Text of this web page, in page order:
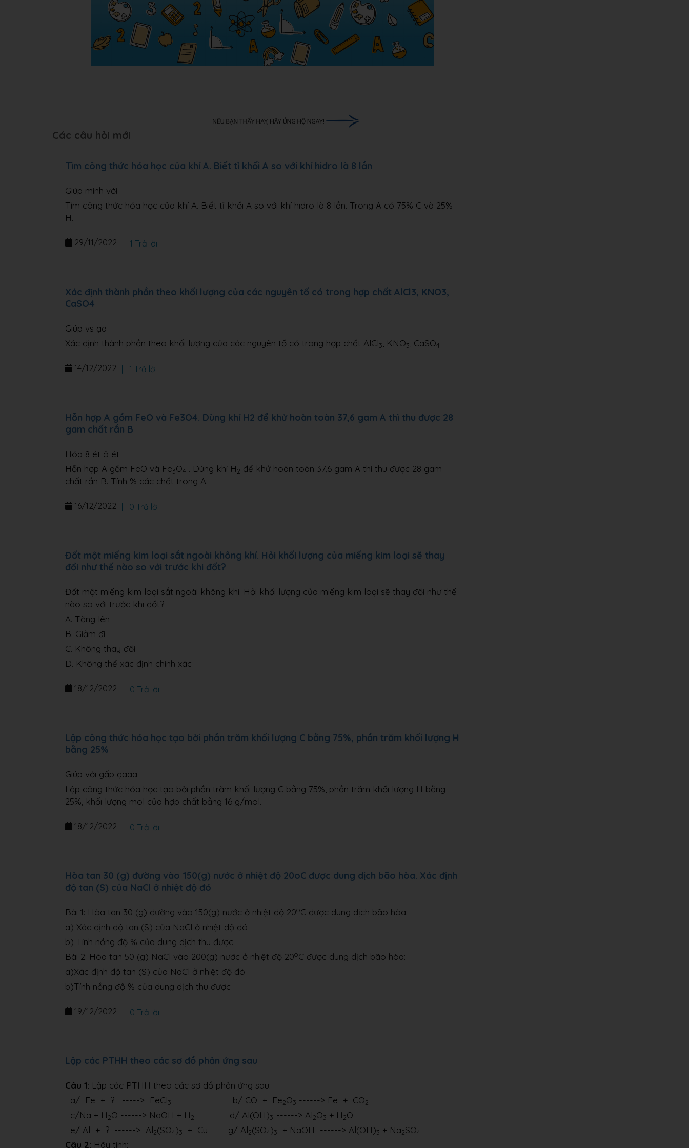
Các câu hỏi mới
Tìm công thức hóa học của khí A. Biết tỉ khối A so với khí hidro là 8 lần
Giúp mình với
Tìm công thức hóa học của khí A. Biết tỉ khối A so với khí hidro là 8 lần. Trong A có 75% C và 25%
H.
29/11/2022 1 Trả lời
Xác định thành phần theo khối lượng của các nguyên tố có trong hợp chất AlCl3, KNO3,
CaSO4
Giúp vs ạa
Xác định thành phần theo khối lượng của các nguyên tố có trong hợp chất AlCl3 , KNO3 , CaSO4
14/12/2022 1 Trả lời
Hỗn hợp A gồm FeO và Fe3O4. Dùng khí H2 để khử hoàn toàn 37,6 gam A thì thu được 28
gam chất rắn B
Hóa 8 ét ô ét
Hỗn hợp A gồm FeO và Fe3O4 . Dùng khí H2 để khử hoàn toàn 37,6 gam A thì thu được 28 gam
chất rắn B. Tính % các chất trong A.
16/12/2022 0 Trả lời
Đốt một miếng kim loại sắt ngoài không khí. Hỏi khối lượng của miếng kim loại sẽ thay
đổi như thế nào so với trước khi đốt?
Đốt một miếng kim loại sắt ngoài không khí. Hỏi khối lượng của miếng kim loại sẽ thay đổi như thế
nào so với trước khi đốt?
A. Tăng lên
B. Giảm đi
C. Không thay đổi
D. Không thể xác định chính xác
18/12/2022 0 Trả lời
Lập công thức hóa học tạo bởi phần trăm khối lượng C bằng 75%, phần trăm khối lượng H
bằng 25%
Giúp với gấp ạaaa
Lập công thức hóa học tạo bởi phần trăm khối lượng C bằng 75%, phần trăm khối lượng H bằng
25%, khối lượng mol của hợp chất bằng 16 g/mol.
18/12/2022 0 Trả lời
Hòa tan 30 (g) đường vào 150(g) nước ở nhiệt độ 20oC được dung dịch bão hòa. Xác định
độ tan (S) của NaCl ở nhiệt độ đó
Bài 1: Hòa tan 30 (g) đường vào 150(g) nước ở nhiệt độ 20oC được dung dịch bão hòa:
a) Xác định độ tan (S) của NaCl ở nhiệt độ đó
b) Tính nồng độ % của dung dịch thu được
Bài 2: Hòa tan 50 (g) NaCl vào 200(g) nước ở nhiệt độ 20oC được dung dịch bão hòa:
a)Xác định độ tan (S) của NaCl ở nhiệt độ đó
b)Tính nồng độ % của dung dịch thu được
19/12/2022 0 Trả lời
Lập các PTHH theo các sơ đồ phản ứng sau
Câu 1: Lập các PTHH theo các sơ đồ phản ứng sau:
a/ Fe + ? -----> FeCl3 b/ CO + Fe2O3 ------> Fe + CO2
c/Na + H2O ------> NaOH + H2 d/ Al(OH)3 ------> Al2O3 + H2O
e/ Al + ? ------> Al2(SO4)3 + Cu g/ Al2(SO4)3 + NaOH ------> Al(OH)3 + Na2SO4
Câu 2: Hãy tính: